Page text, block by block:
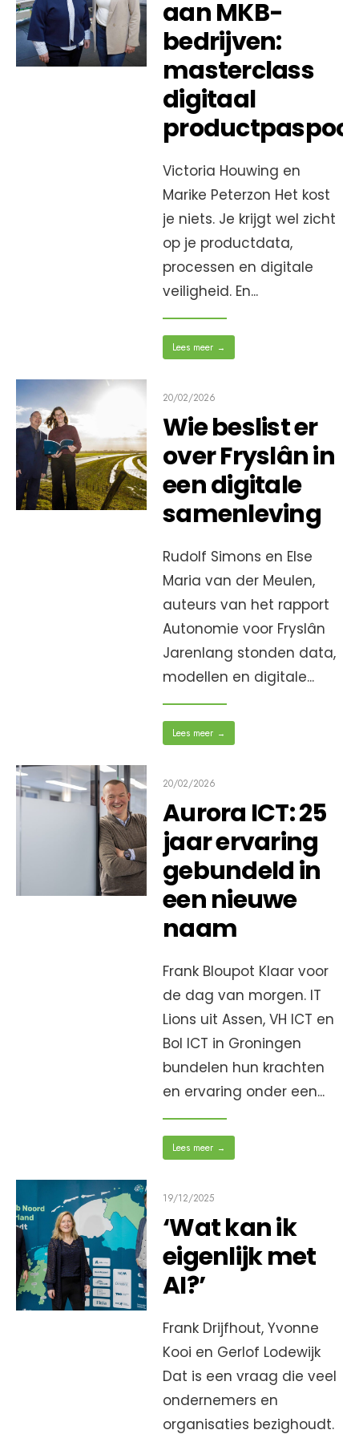
aan MKB-
bedrijven:
masterclass
digitaal
Victoria Houwing en
Marike Peterzon Het kost
je niets. Je krijgt wel zicht
op je productdata,
processen en digitale
veiligheid. En...
Lees meer →
20/02/2026
Wie beslist er
over Fryslân in
een digitale
samenleving
Rudolf Simons en Else
Maria van der Meulen,
auteurs van het rapport
Autonomie voor Fryslân
Jarenlang stonden data,
modellen en digitale...
Lees meer →
20/02/2026
Aurora ICT: 25
jaar ervaring
gebundeld in
een nieuwe
naam
Frank Bloupot Klaar voor
de dag van morgen. IT
Lions uit Assen, VH ICT en
Bol ICT in Groningen
bundelen hun krachten
en ervaring onder een...
Lees meer →
19/12/2025
‘Wat kan ik
eigenlijk met
AI?’
Frank Drijfhout, Yvonne
Kooi en Gerlof Lodewijk
Dat is een vraag die veel
ondernemers en
organisaties bezighoudt.